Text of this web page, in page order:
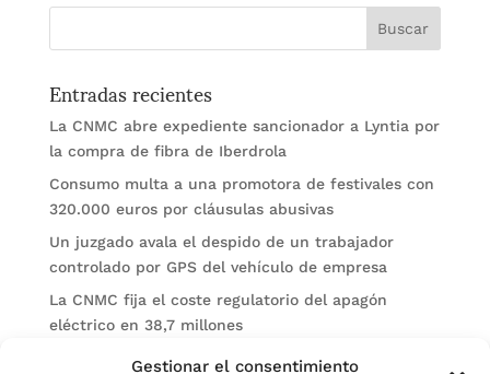
Gestionar el consentimiento
Entradas recientes
La CNMC abre expediente sancionador a Lyntia por
la compra de fibra de Iberdrola
Consumo multa a una promotora de festivales con
320.000 euros por cláusulas abusivas
Un juzgado avala el despido de un trabajador
controlado por GPS del vehículo de empresa
La CNMC fija el coste regulatorio del apagón
eléctrico en 38,7 millones
El BOE publica sanciones de la CNMV a Soltec y